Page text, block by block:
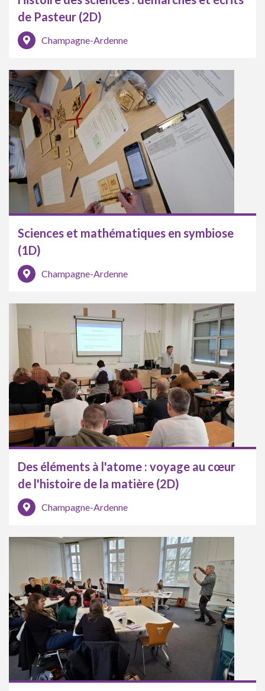
de Pasteur (2D)
Champagne-Ardenne
Sciences et mathématiques en symbiose
(1D)
Champagne-Ardenne
Des éléments à l'atome : voyage au cœur
de l'histoire de la matière (2D)
Champagne-Ardenne